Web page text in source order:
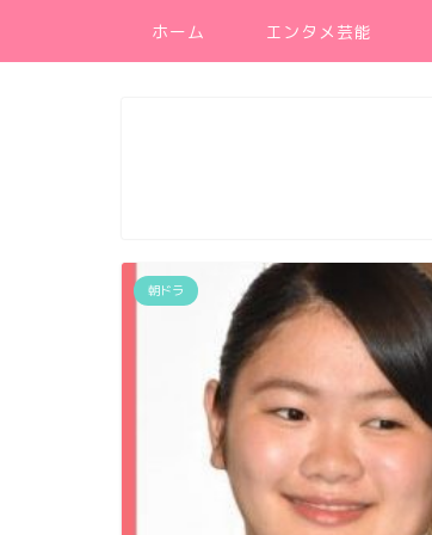
ホーム エンタメ芸能
朝ドラ